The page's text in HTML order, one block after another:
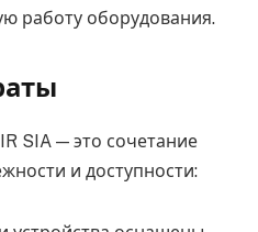
работу оборудования.
SIA — это сочетание
и доступности: